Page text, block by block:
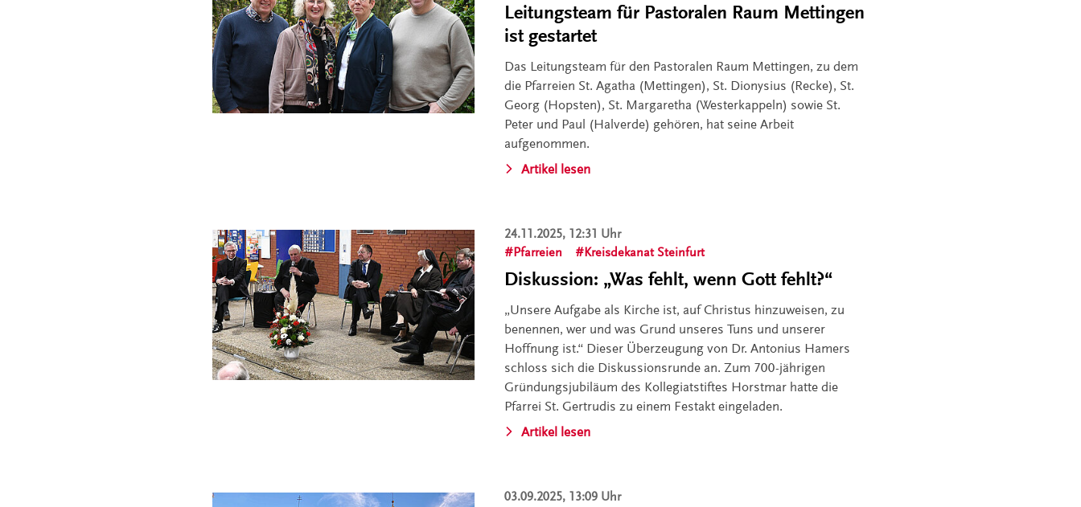
Leitungsteam für Pastoralen Raum Mettingen
ist gestartet
Das Leitungsteam für den Pastoralen Raum Mettingen, zu dem
die Pfarreien St. Agatha (Mettingen), St. Dionysius (Recke), St.
Georg (Hopsten), St. Margaretha (Westerkappeln) sowie St.
Peter und Paul (Halverde) gehören, hat seine Arbeit
aufgenommen.
Artikel lesen
24.11.2025, 12:31 Uhr
Pfarreien
Kreisdekanat Steinfurt
Diskussion: „Was fehlt, wenn Gott fehlt?“
„Unsere Aufgabe als Kirche ist, auf Christus hinzuweisen, zu
benennen, wer und was Grund unseres Tuns und unserer
Hoffnung ist.“ Dieser Überzeugung von Dr. Antonius Hamers
schloss sich die Diskussionsrunde an. Zum 700-jährigen
Gründungsjubiläum des Kollegiatstiftes Horstmar hatte die
Pfarrei St. Gertrudis zu einem Festakt eingeladen.
Artikel lesen
03.09.2025, 13:09 Uhr